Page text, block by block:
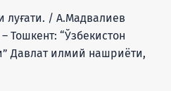
луғати. / А.Мадвалиев
Тошкент: “Ўзбекистон
Давлат илмий нашриёти,